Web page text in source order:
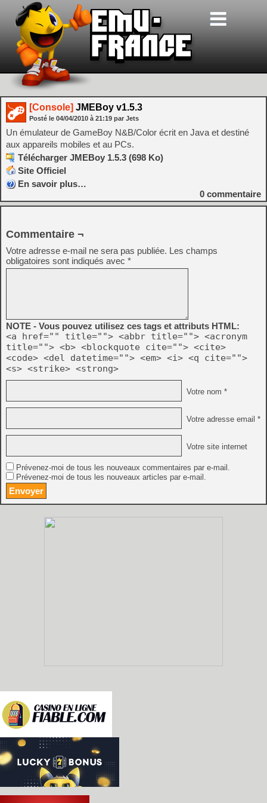
[Console] JMEBoy v1.5.3
Posté le 04/04/2010 à 21:19 par Jets
Un émulateur de GameBoy N&B/Color écrit en Java et destiné
aux appareils mobiles et au PCs.
Télécharger JMEBoy 1.5.3 (698 Ko)
Site Officiel
En savoir plus…
0 commentaire
Commentaire ¬
Votre adresse e-mail ne sera pas publiée. Les champs
obligatoires sont indiqués avec *
NOTE - Vous pouvez utilisez ces tags et attributs HTML:
<a href="" title=""> <abbr title=""> <acronym
title=""> <b> <blockquote cite=""> <cite>
<code> <del datetime=""> <em> <i> <q cite="">
<s> <strike> <strong>
Votre nom *
Votre adresse email *
Votre site internet
Prévenez-moi de tous les nouveaux commentaires par e-mail.
Prévenez-moi de tous les nouveaux articles par e-mail.